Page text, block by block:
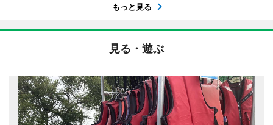
もっと見る
見る・遊ぶ